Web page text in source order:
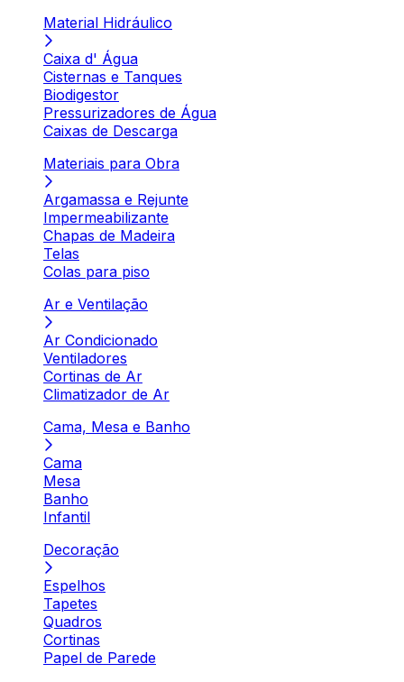
Material Hidráulico
Caixa d' Água
Cisternas e Tanques
Biodigestor
Pressurizadores de Água
Caixas de Descarga
Materiais para Obra
Argamassa e Rejunte
Impermeabilizante
Chapas de Madeira
Telas
Colas para piso
Ar e Ventilação
Ar Condicionado
Ventiladores
Cortinas de Ar
Climatizador de Ar
Cama, Mesa e Banho
Cama
Mesa
Banho
Infantil
Decoração
Espelhos
Tapetes
Quadros
Cortinas
Papel de Parede